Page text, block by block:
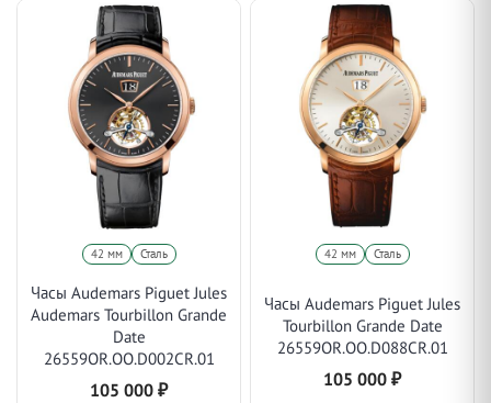
42 мм Сталь
Часы Audemars Piguet Jules
Audemars Tourbillon Grande
Date
26559OR.OO.D002CR.01
105 000 ₽
42 мм Сталь
Часы Audemars Piguet Jules
Tourbillon Grande Date
26559OR.OO.D088CR.01
105 000 ₽